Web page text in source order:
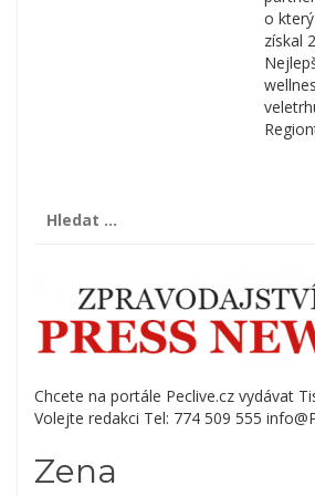
o
získal
Chcete na portále Peclive.cz vydávat
Volejte redakci Tel: 774 509 555
Zena